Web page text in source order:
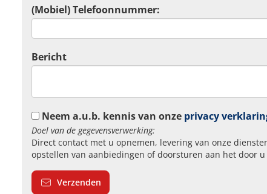
(Mobiel) Telefoonnummer:
Bericht
Neem a.u.b. kennis van onze privacy
Doel van de gegevensverwerking:
Direct contact met u opnemen, levering van onze
opstellen van aanbiedingen of doorsturen aan het door
Verzenden